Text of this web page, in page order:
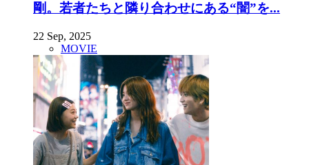
剛。若者たちと隣り合わせにある“闇”を...
22 Sep, 2025
MOVIE